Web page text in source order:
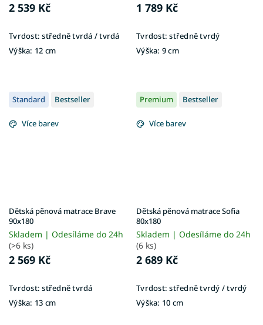
2 539 Kč
Tvrdost: středně tvrdá / tvrdá
Výška: 12 cm
1 789 Kč
Tvrdost: středně tvrdý
Výška: 9 cm
Standard Bestseller
Více barev
Dětská pěnová matrace Brave
90x180
Skladem | Odesíláme do 24h
(>6 ks)
2 569 Kč
Tvrdost: středně tvrdá
Výška: 13 cm
Premium Bestseller
Více barev
Dětská pěnová matrace Sofia
80x180
Skladem | Odesíláme do 24h
(6 ks)
2 689 Kč
Tvrdost:středně tvrdý / tvrdý
Výška: 10 cm